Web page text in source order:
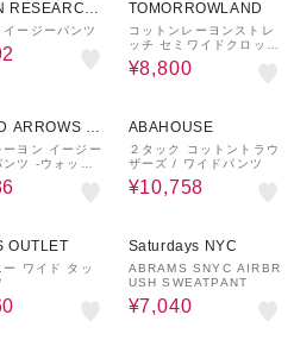
RESEARCH
イージーパンツ
TOMORROWLAND
コットンレーヨンストレ
ッチ セミワイドクロップ
ドパンツ
¥8,800
ARROWS O
ーヨン イージー
ツ ‐ウォッシ
A DAY IN TH
ABAHOUSE
２タック コットントラウ
ザーズ / ワイドパンツ
¥10,758
OUTLET
ー ワイド タッ
Saturdays NYC
ABRAMS SNYC AIRBR
USH SWEATPANT
¥7,040